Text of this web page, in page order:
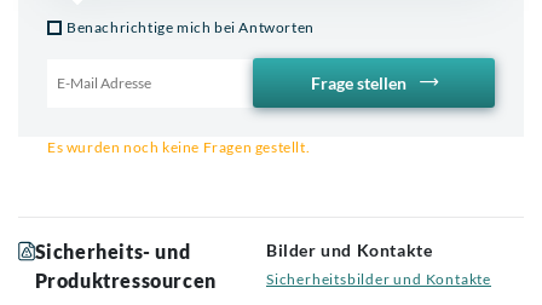
Benachrichtige mich bei Antworten
Frage stellen
Es wurden noch keine Fragen gestellt.
Sicherheits- und
Produktressourcen
Bilder und Kontakte
Sicherheitsbilder und Kontakte